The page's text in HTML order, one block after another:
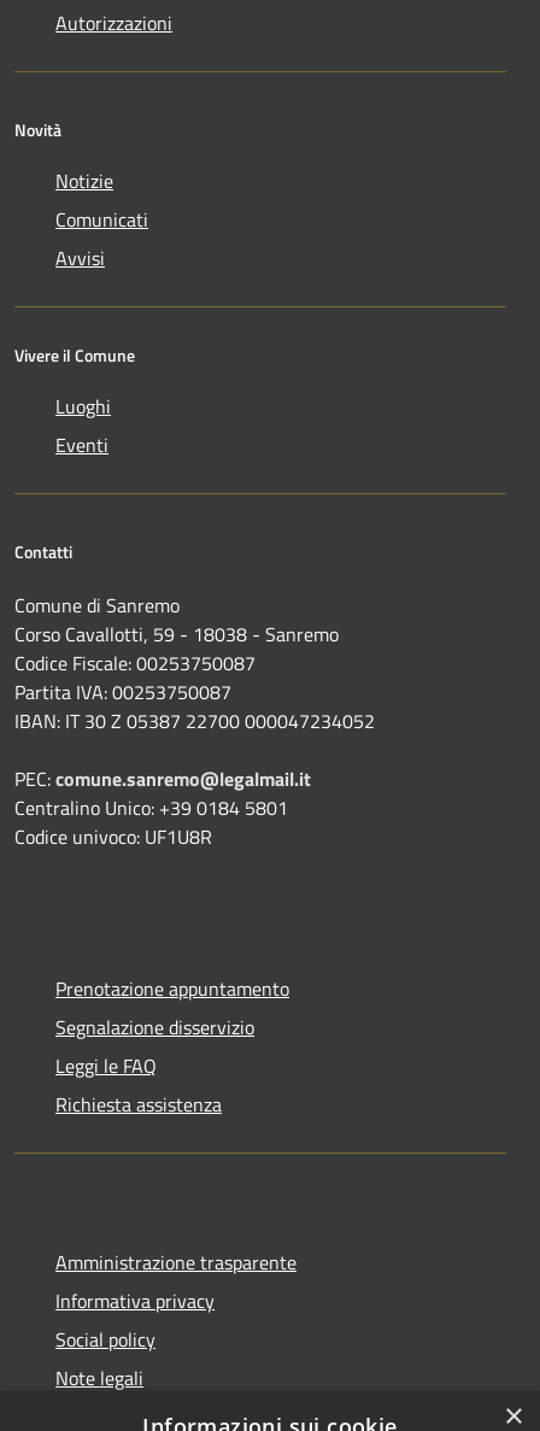
Autorizzazioni
Novità
Notizie
Comunicati
Avvisi
Vivere il Comune
Luoghi
Eventi
Contatti
Comune di Sanremo
Corso Cavallotti, 59 - 18038 - Sanremo
Codice Fiscale: 00253750087
Partita IVA: 00253750087
IBAN: IT 30 Z 05387 22700 000047234052
PEC:comune.sanremo@legalmail.it
Centralino Unico: +39 0184 5801
Codice univoco: UF1U8R
Prenotazione appuntamento
Segnalazione disservizio
Leggi le FAQ
Richiesta assistenza
Amministrazione trasparente
Informativa privacy
Social policy
Note legali
Dichiarazione di accessibilità
×